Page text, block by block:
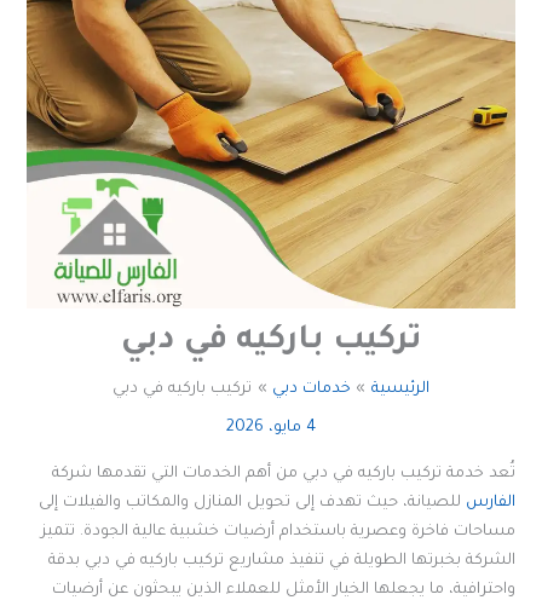
تركيب باركيه في دبي
الرئيسية خدمات دبي تركيب باركيه في دبي
4 مايو، 2026
تُعد خدمة تركيب باركيه في دبي من أهم الخدمات التي تقدمها شركة
الفارس للصيانة، حيث تهدف إلى تحويل المنازل والمكاتب والفيلات إلى
مساحات فاخرة وعصرية باستخدام أرضيات خشبية عالية الجودة. تتميز
الشركة بخبرتها الطويلة في تنفيذ مشاريع تركيب باركيه في دبي بدقة
واحترافية، ما يجعلها الخيار الأمثل للعملاء الذين يبحثون عن أرضيات